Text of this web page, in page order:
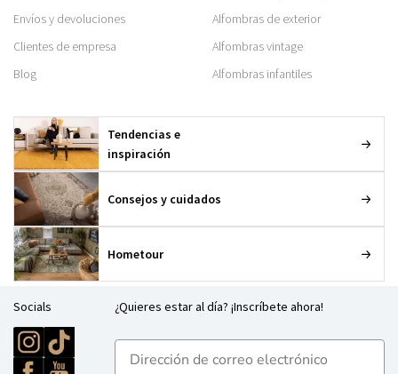
Envíos y devoluciones
Clientes de empresa
Blog
Alfombras de exterior
Alfombras vintage
Alfombras infantiles
Tendencias e
inspiración
Consejos y cuidados
Hometour
Socials ¿Quieres estar al día? ¡Inscríbete ahora!
E-mailadres